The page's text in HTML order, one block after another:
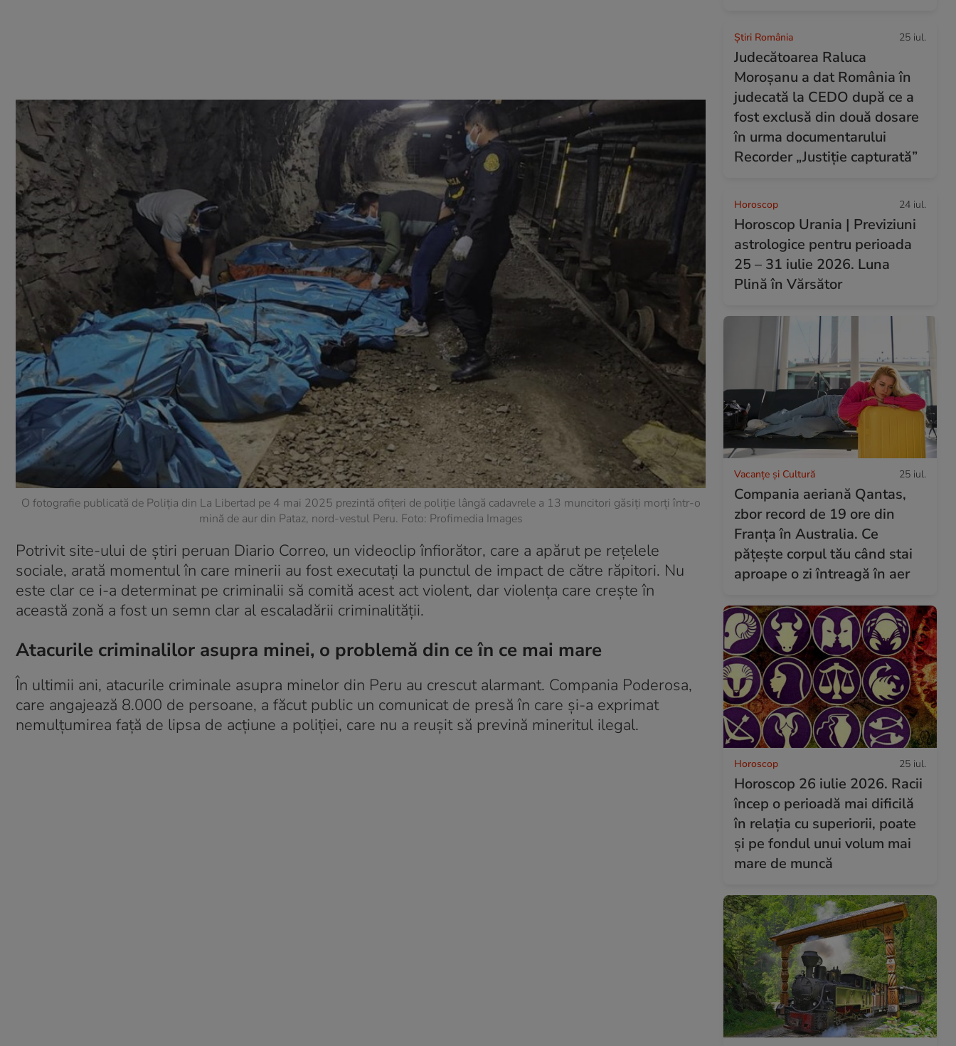
O fotografie publicată de Poliția din La Libertad pe 4 mai 2025 prezintă ofițeri de poliție lângă cadavrele a 13 muncitori găsiți morți într-o
mină de aur din Pataz, nord-vestul Peru. Foto: Profimedia Images
Potrivit site-ului de știri peruan Diario Correo, un videoclip înfiorător, care a apărut pe rețelele
sociale, arată momentul în care minerii au fost executați la punctul de impact de către răpitori. Nu
este clar ce i-a determinat pe criminalii să comită acest act violent, dar violența care crește în
această zonă a fost un semn clar al escaladării criminalității.
Atacurile criminalilor asupra minei, o problemă din ce în ce mai mare
În ultimii ani, atacurile criminale asupra minelor din Peru au crescut alarmant. Compania Poderosa,
care angajează 8.000 de persoane, a făcut public un comunicat de presă în care și-a exprimat
nemulțumirea față de lipsa de acțiune a poliției, care nu a reușit să prevină mineritul ilegal.
Știri România 25 iul.
Judecătoarea Raluca
Moroșanu a dat România în
judecată la CEDO după ce a
fost exclusă din două dosare
în urma documentarului
Recorder „Justiție capturată”
Horoscop 24 iul.
Horoscop Urania | Previziuni
astrologice pentru perioada
25 – 31 iulie 2026. Luna
Plină în Vărsător
Vacanțe și Cultură 25 iul.
Compania aeriană Qantas,
zbor record de 19 ore din
Franța în Australia. Ce
pățește corpul tău când stai
aproape o zi întreagă în aer
Horoscop 25 iul.
Horoscop 26 iulie 2026. Racii
încep o perioadă mai dificilă
în relația cu superiorii, poate
și pe fondul unui volum mai
mare de muncă